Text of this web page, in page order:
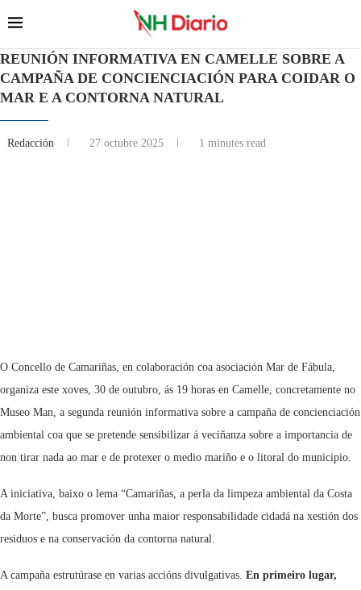
REUNIÓN INFORMATIVA EN CAMELLE SOBRE A
CAMPAÑA DE CONCIENCIACIÓN PARA COIDAR O
MAR E A CONTORNA NATURAL
Redacción 27 octubre 2025 1 minutes read
O Concello de Camariñas, en colaboración coa asociación Mar de Fábula,
organiza este xoves, 30 de outubro, ás 19 horas en Camelle, concretamente no
Museo Man, a segunda reunión informativa sobre a campaña de concienciación
ambiental coa que se pretende sensibilizar á veciñanza sobre a importancia de
non tirar nada ao mar e de protexer o medio mariño e o litoral do municipio.
A iniciativa, baixo o lema “Camariñas, a perla da limpeza ambiental da Costa
da Morte”, busca promover unha maior responsabilidade cidadá na xestión dos
residuos e na conservación da contorna natural.
A campaña estrutúrase en varias accións divulgativas. En primeiro lugar,